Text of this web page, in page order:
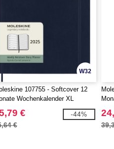
W32
107755 - Softcover 12
Wochenkalender XL
€
€
-44%